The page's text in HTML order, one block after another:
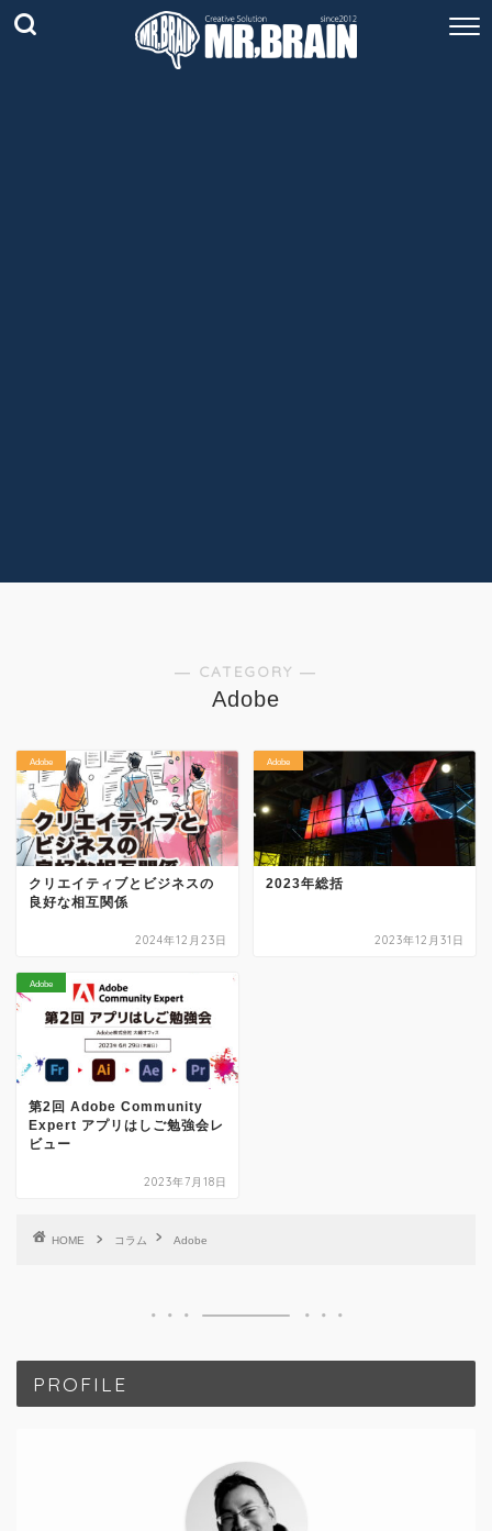
― CATEGORY ―
Adobe
Adobe
クリエイティブとビジネスの
良好な相互関係
2024年12月23日
Adobe
2023年総括
2023年12月31日
Adobe
第2回 Adobe Community
Expert アプリはしご勉強会レ
ビュー
2023年7月18日
HOME コラム Adobe
PROFILE